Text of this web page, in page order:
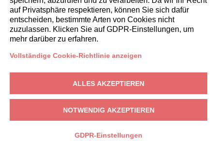
booking@italianway.house
+390286882952
USt-IdNr.: 08839180968 -PMI Innovativa
Datenschutz-Bedingungen-Cookies-Whistleblowing
auf Privatsphäre respektieren, können Sie sich dafür
entscheiden, bestimmte Arten von Cookies nicht
zuzulassen. Klicken Sie auf GDPR-Einstellungen, um
mehr darüber zu erfahren.
Vollständige Cookie-Richtlinie anzeigen
ALLES AKZEPTIEREN
NOTWENDIG AKZEPTIEREN
GDPR-Einstellungen